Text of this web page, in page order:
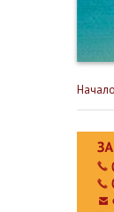
Начало